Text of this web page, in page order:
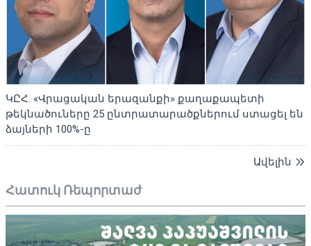
ԿԸՀ. «Վրացական երազանքի» քաղաքապետի
թեկնածուները 25 ընտրատարածքներում ստացել են
ձայների 100%-ը
Ավելին
Հատուկ Ռեպորտաժ